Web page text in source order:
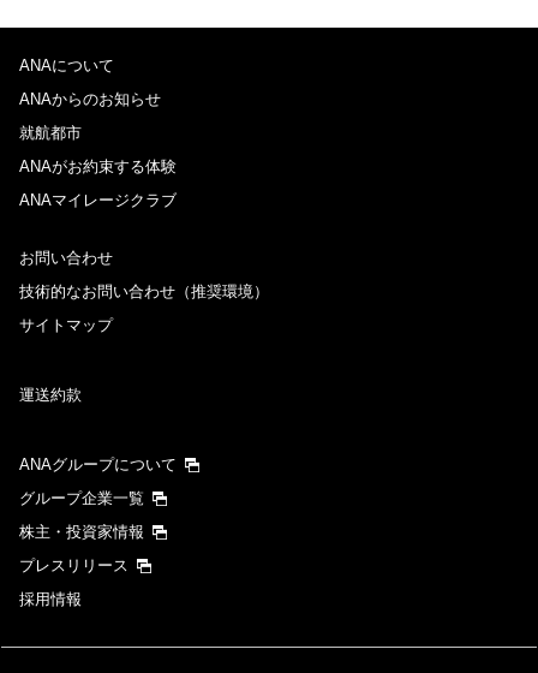
ANAについて
ANAからのお知らせ
就航都市
ANAがお約束する体験
ANAマイレージクラブ
お問い合わせ
技術的なお問い合わせ（推奨環境）
サイトマップ
運送約款
ANAグループについて
グループ企業一覧
株主・投資家情報
プレスリリース
採用情報